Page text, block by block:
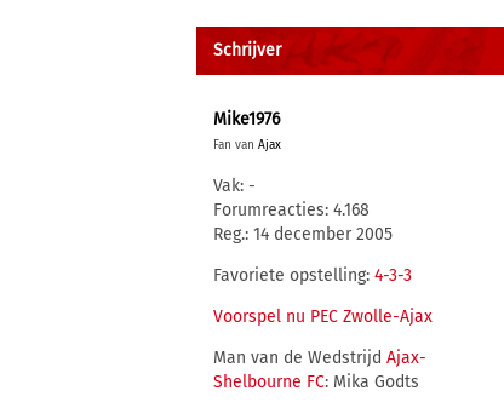
Schrijver
Mike1976
Fan van Ajax
Vak: -
Forumreacties: 4.168
Reg.: 14 december 2005
Favoriete opstelling: 4-3-3
Voorspel nu PEC Zwolle-Ajax
Man van de Wedstrijd Ajax-
Shelbourne FC: Mika Godts